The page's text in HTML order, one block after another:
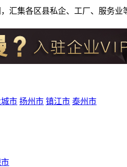
汇集各区县私企、工厂、服务
市 扬州市 镇江市 泰州市